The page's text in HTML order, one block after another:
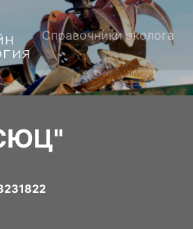
Справочники эколога